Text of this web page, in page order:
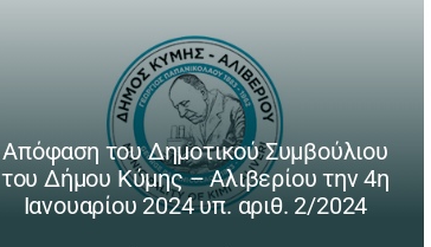
Απόφαση του Δημοτικού Συμβούλιου
του Δήμου Κύμης – Αλιβερίου την 4η
Ιανουαρίου 2024 υπ. αριθ. 2/2024